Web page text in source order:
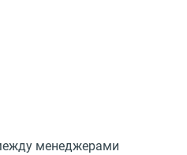
менеджерами